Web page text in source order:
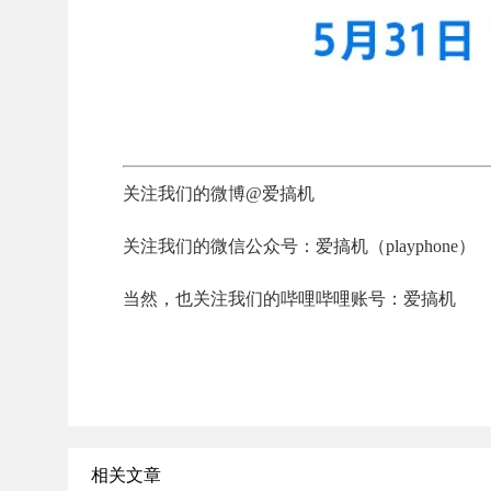
关注我们的微博@爱搞机
关注我们的微信公众号：爱搞机（playphone）
当然，也关注我们的哔哩哔哩账号：爱搞机
相关文章